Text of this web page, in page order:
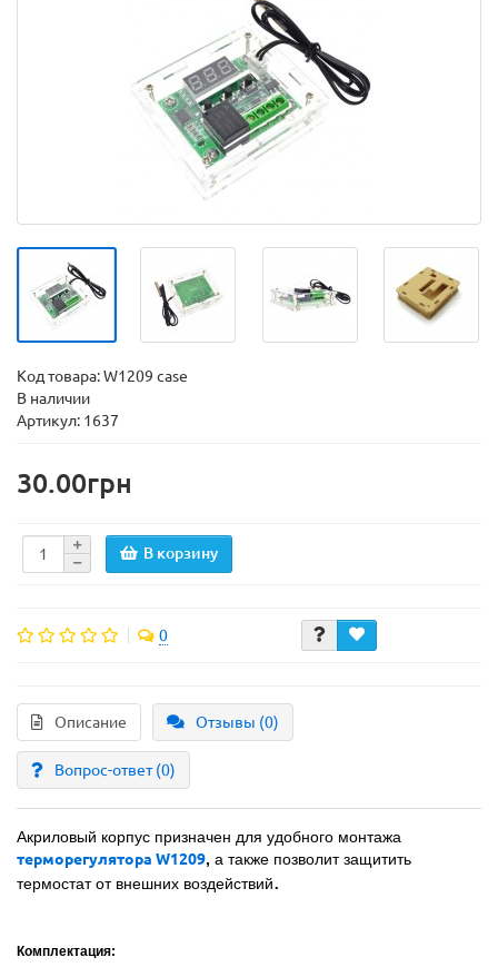
Код товара:W1209 case
В наличии
Артикул: 1637
30.00грн
В корзину
0
Описание Отзывы (0)
Вопрос-ответ(0)
терморегулятора W1209, а также позволит защитить
термостат от внешних воздействий.
Комплектация: